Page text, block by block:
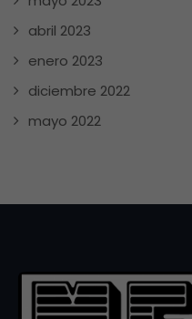
abril 2023
enero 2023
diciembre 2022
mayo 2022